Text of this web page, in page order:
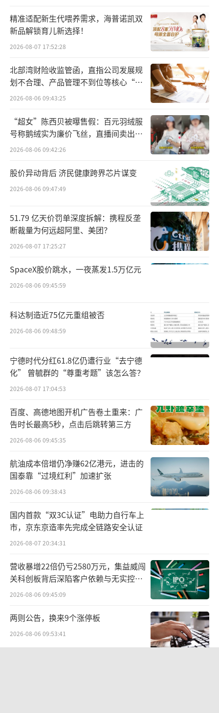
精准适配新生代喂养需求，海普诺凯双
新品解锁育儿新选择！
2026-08-07 17:52:28
北部湾财险收监管函，直指公司发展规
划不合理、产品管理不到位等核心“痛
点”
2026-08-06 09:43:25
“超女”陈西贝被曝售假：百元羽绒服
号称鹅绒实为廉价飞丝，直播间卖出超
百万元
2026-08-06 09:42:26
股价异动背后 济民健康跨界芯片谋变
2026-08-06 09:47:49
51.79 亿天价罚单深度拆解：携程反垄
断裁量为何远超阿里、美团？
2026-08-07 17:25:27
SpaceX股价跳水，一夜蒸发1.5万亿元
2026-08-06 09:45:59
科达制造近75亿元重组被否
2026-08-06 09:48:59
宁德时代分红61.8亿仍遭行业“去宁德
化” 曾毓群的“尊重考题”该怎么答？
2026-08-07 17:04:53
百度、高德地图开机广告卷土重来：广
告时长最高5秒，点击后跳转第三方
2026-08-06 09:45:35
航油成本倍增仍净赚62亿港元，进击的
国泰靠“过境红利”加速扩张
2026-08-06 09:38:43
国内首款“双3C认证”电助力自行车上
市，京东京造率先完成全链路安全认证
2026-08-07 20:34:31
营收暴增22倍仍亏2580万元，集益威闯
关科创板背后深陷客户依赖与无实控人
困局
2026-08-06 09:45:09
两则公告，换来9个涨停板
2026-08-06 09:53:41